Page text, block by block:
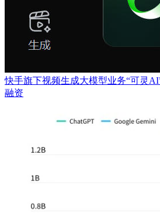
快手旗下视频生成大模型业务“可灵
融资